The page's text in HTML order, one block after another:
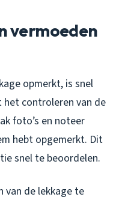
vermoeden
opmerkt, is snel
het controleren van de
foto’s en noteer
hebt opgemerkt. Dit
snel te beoordelen.
van de lekkage te